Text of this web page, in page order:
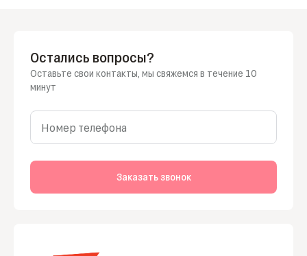
Остались вопросы?
Оставьте свои контакты, мы свяжемся в течение 10
минут
Номер телефона
Заказать звонок